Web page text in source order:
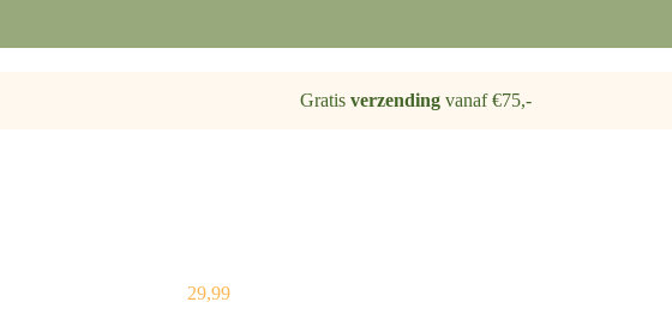
Gratis verzendingvanaf €75,-
29,99